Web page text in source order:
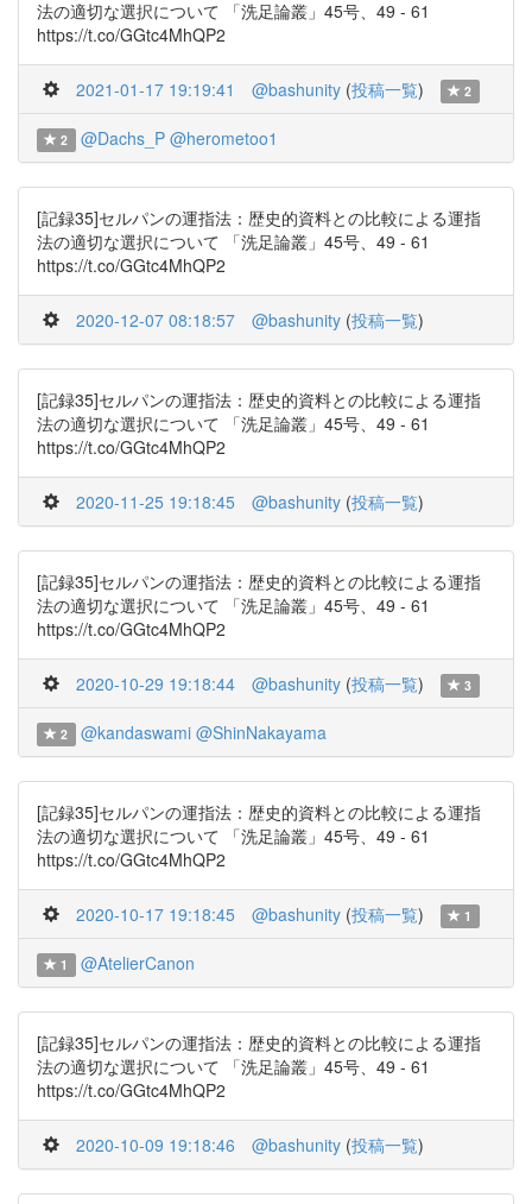
法の適切な選択について 「洗足論叢」45号、49 - 61
https://t.co/GGtc4MhQP2
2021-01-17 19:19:41 @bashunity (投稿一覧) 2
2 @Dachs_P @herometoo1
[記録35]セルパンの運指法：歴史的資料との比較による運指
法の適切な選択について 「洗足論叢」45号、49 - 61
https://t.co/GGtc4MhQP2
2020-12-07 08:18:57 @bashunity (投稿一覧)
[記録35]セルパンの運指法：歴史的資料との比較による運指
法の適切な選択について 「洗足論叢」45号、49 - 61
https://t.co/GGtc4MhQP2
2020-11-25 19:18:45 @bashunity (投稿一覧)
[記録35]セルパンの運指法：歴史的資料との比較による運指
法の適切な選択について 「洗足論叢」45号、49 - 61
https://t.co/GGtc4MhQP2
2020-10-29 19:18:44 @bashunity (投稿一覧) 3
2 @kandaswami @ShinNakayama
[記録35]セルパンの運指法：歴史的資料との比較による運指
法の適切な選択について 「洗足論叢」45号、49 - 61
https://t.co/GGtc4MhQP2
2020-10-17 19:18:45 @bashunity (投稿一覧) 1
1 @AtelierCanon
[記録35]セルパンの運指法：歴史的資料との比較による運指
法の適切な選択について 「洗足論叢」45号、49 - 61
https://t.co/GGtc4MhQP2
2020-10-09 19:18:46 @bashunity (投稿一覧)